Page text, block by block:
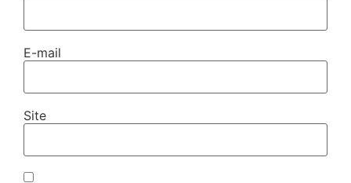
E-mail
Site